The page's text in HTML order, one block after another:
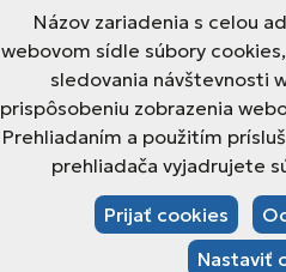
Názov zariadenia s celou
webovom sídle súbory
sledovania návštevnosti
prispôsobeniu zobrazenia
Prehliadaním a použitím
prehliadača vyjadrujete
Prijať cookies
Nastaviť